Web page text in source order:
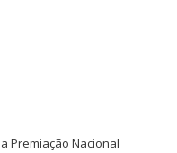
Premiação Nacional